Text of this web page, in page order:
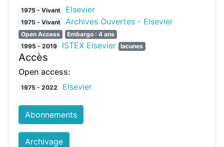
1975 - Vivant Elsevier
1975 - Vivant Archives Ouvertes - Elsevier
Open Access
Embargo : 4 ans
1995 - 2019
ISTEX Elsevier lacunes
Accès
Open access:
1975 - 2022 Elsevier
Abonnements
Archivage